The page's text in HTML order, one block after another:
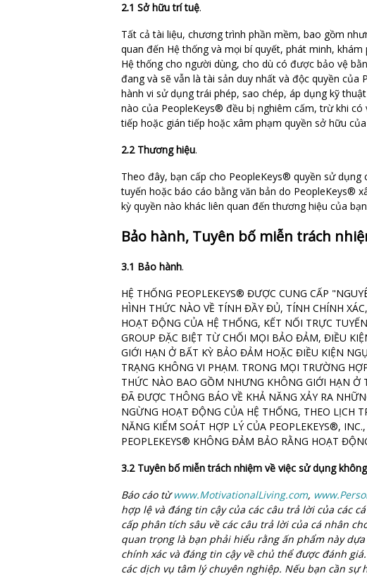
2.1 Sở hữu trí tuệ.
Tất cả tài liệu, chương trình phần mềm, bao gồm
quan đến Hệ thống và mọi bí quyết, phát minh,
Hệ thống cho người dùng, cho dù có được bảo vệ
đang và sẽ vẫn là tài sản duy nhất và độc quyền
hành vi sử dụng trái phép, sao chép, áp dụng kỹ
nào của PeopleKeys® đều bị nghiêm cấm, trừ khi
tiếp hoặc gián tiếp hoặc xâm phạm quyền sở hữu
2.2 Thương hiệu.
Theo đây, bạn cấp cho PeopleKeys® quyền sử
tuyến hoặc báo cáo bằng văn bản do PeopleKeys®
kỳ quyền nào khác liên quan đến thương hiệu của
Bảo hành, Tuyên bố miễn trách
3.1 Bảo hành.
HỆ THỐNG PEOPLEKEYS® ĐƯỢC CUNG CẤP
HÌNH THỨC NÀO VỀ TÍNH ĐẦY ĐỦ, TÍNH CHÍNH
HOẠT ĐỘNG CỦA HỆ THỐNG, KẾT NỐI TRỰC
GROUP ĐẶC BIỆT TỪ CHỐI MỌI BẢO ĐẢM, ĐIỀU
GIỚI HẠN Ở BẤT KỲ BẢO ĐẢM HOẶC ĐIỀU KIỆN
TRẠNG KHÔNG VI PHẠM. TRONG MỌI TRƯỜNG
THỨC NÀO BAO GỒM NHƯNG KHÔNG GIỚI HẠN Ở
ĐÃ ĐƯỢC THÔNG BÁO VỀ KHẢ NĂNG XẢY RA
NGỪNG HOẠT ĐỘNG CỦA HỆ THỐNG, THEO LỊCH
NĂNG KIỂM SOÁT HỢP LÝ CỦA PEOPLEKEYS®,
PEOPLEKEYS® KHÔNG ĐẢM BẢO RẰNG HOẠT
3.2 Tuyên bố miễn trách nhiệm về việc sử dụng
Báo cáo từwww.MotivationalLiving.com,
hợp lệ và đáng tin cậy của các câu trả lời của các
cấp phân tích sâu về các câu trả lời của cá nhân
quan trọng là bạn phải hiểu rằng ấn phẩm này
chính xác và đáng tin cậy về chủ thể được đánh
các dịch vụ tâm lý chuyên nghiệp. Nếu bạn cần